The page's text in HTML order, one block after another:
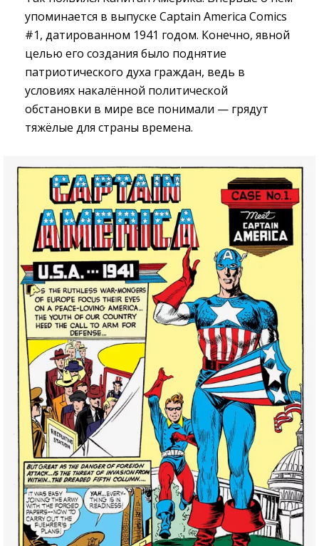
упоминается в выпуске Captain America Comics
#1, датированном 1941 годом. Конечно, явной
целью его создания было поднятие
патриотического духа граждан, ведь в
условиях накалённой политической
обстановки в мире все понимали — грядут
тяжёлые для страны времена.